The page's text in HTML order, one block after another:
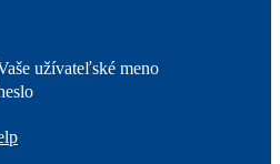
užívateľské meno